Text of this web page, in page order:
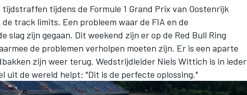
tijdens de Formule 1 Grand Prix van Oostenrijk
track limits. Een probleem waar de FIA en de
slag zijn gegaan. Dit weekend zijn er op de Red Bull Ring
de problemen verholpen moeten zijn. Er is een aparte
zijn weer terug. Wedstrijdleider Niels Wittich is in ieder
uit de wereld helpt: "Dit is de perfecte oplossing."